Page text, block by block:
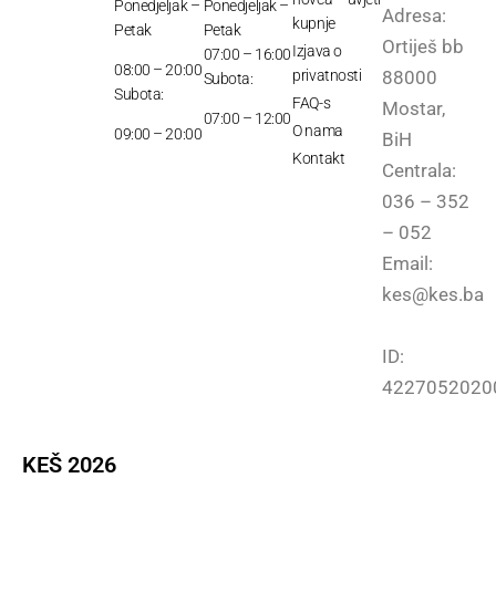
Ponedjeljak –
Petak
08:00 – 20:00
Subota:
09:00 – 20:00
Ponedjeljak –
Petak
07:00 – 16:00
Subota:
07:00 – 12:00
kupnje
Izjava o
privatnosti
FAQ-s
O nama
Kontakt
Adresa:
Ortiješ bb
88000
Mostar,
BiH
Centrala:
036 – 352
– 052
Email:
kes@kes.ba
ID:
KEŠ 2026